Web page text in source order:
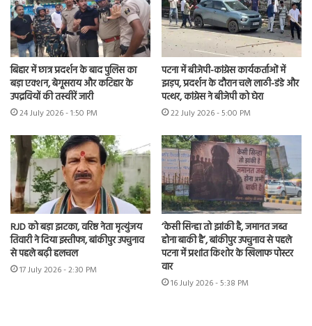
बिहार में छात्र प्रदर्शन के बाद पुलिस का
बड़ा एक्शन, बेगूसराय और कटिहार के
उपद्रवियों की तस्वीरें जारी
24 July 2026 - 1:50 PM
पटना में बीजेपी-कांग्रेस कार्यकर्ताओं में
झड़प, प्रदर्शन के दौरान चले लाठी-डंडे और
पत्थर, कांग्रेस ने बीजेपी को घेरा
22 July 2026 - 5:00 PM
RJD को बड़ा झटका, वरिष्ठ नेता मृत्युंजय
तिवारी ने दिया इस्तीफा, बांकीपुर उपचुनाव
से पहले बढ़ी हलचल
17 July 2026 - 2:30 PM
‘केसी सिन्हा तो झांकी है, जमानत जब्त
होना बाकी है’, बांकीपुर उपचुनाव से पहले
पटना में प्रशांत किशोर के खिलाफ पोस्टर
वार
16 July 2026 - 5:38 PM